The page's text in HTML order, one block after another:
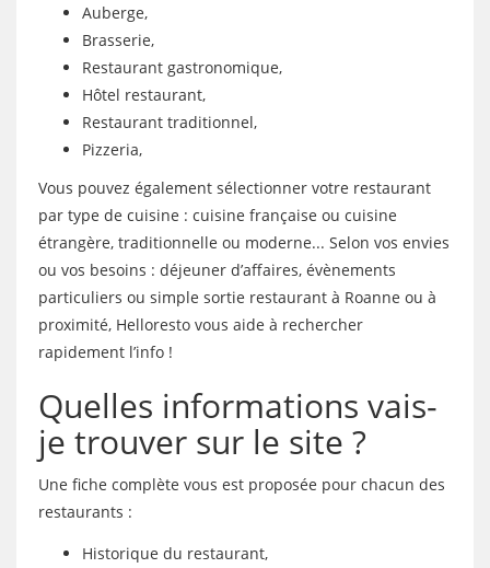
Auberge,
Brasserie,
Restaurant gastronomique,
Hôtel restaurant,
Restaurant traditionnel,
Pizzeria,
Vous pouvez également sélectionner votre restaurant
par type de cuisine : cuisine française ou cuisine
étrangère, traditionnelle ou moderne... Selon vos envies
ou vos besoins : déjeuner d’affaires, évènements
particuliers ou simple sortie restaurant à Roanne ou à
proximité, Helloresto vous aide à rechercher
rapidement l’info !
Quelles informations vais-
je trouver sur le site ?
Une fiche complète vous est proposée pour chacun des
restaurants :
Historique du restaurant,